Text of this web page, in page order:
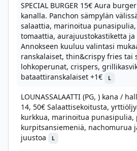
SPECIAL BURGER 15€ Aura
kanalla. Panchon sämpylän
salaattia, marinoitua
tomaattia, aurajuustokastiketta
Annokseen kuuluu valintasi
ranskalaiset, thin&crispy fries tai
lohkoperunat, crispers,
bataattiranskalaiset +1€
L
LOUNASSALAATTI (PG, ) kana /
14, 50€ Salaattisekoitusta,
kurkkua, marinoitua punasipulia,
kurpitsansiemeniä, nachomurua
juustoa
L